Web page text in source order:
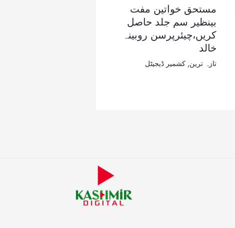
مستحق خواتین مفت
بینظیر سم جلد حاصل
کریں،چیئرپرسن روبینہ
خالد
تازہ ترین کشمیر ڈیجیٹل